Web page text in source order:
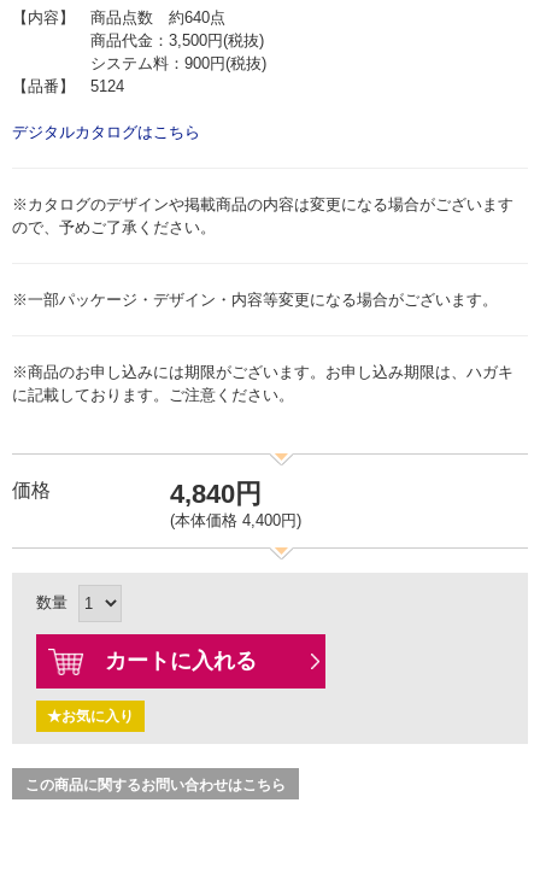
【内容】 商品点数 約640点
商品代金：3,500円(税抜)
システム料：900円(税抜)
【品番】 5124
デジタルカタログはこちら
※カタログのデザインや掲載商品の内容は変更になる場合がございます
ので、予めご了承ください。
※一部パッケージ・デザイン・内容等変更になる場合がございます。
※商品のお申し込みには期限がございます。お申し込み期限は、ハガキ
に記載しております。ご注意ください。
価格 4,840円
(本体価格 4,400円)
数量
カートに入れる
★お気に入り
この商品に関するお問い合わせはこちら